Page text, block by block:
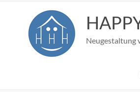
Neugestaltung